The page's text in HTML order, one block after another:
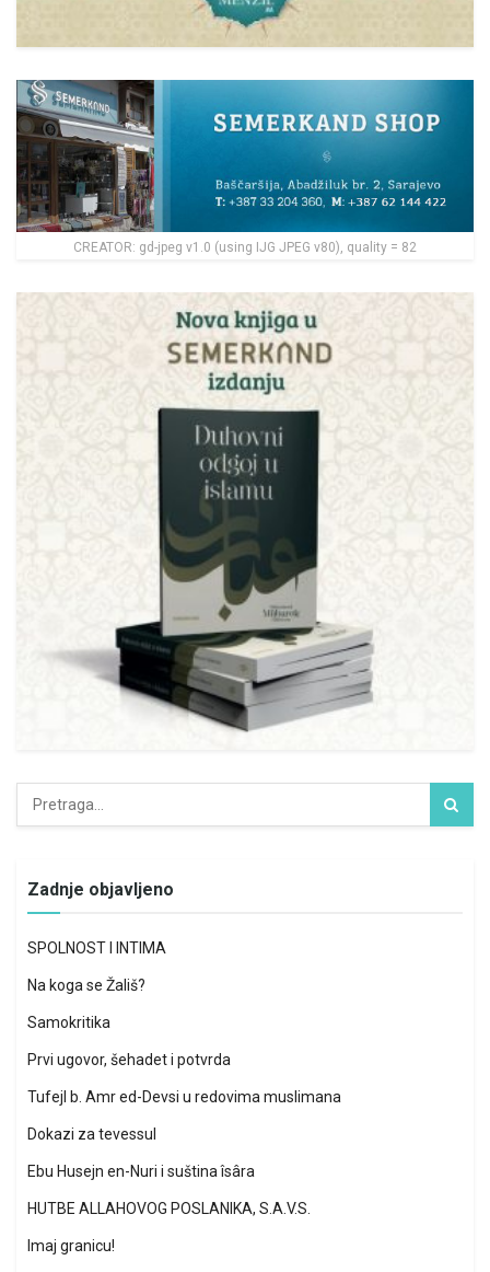
CREATOR: gd-jpeg v1.0 (using IJG JPEG v80), quality = 82
Zadnje objavljeno
SPOLNOST I INTIMA
Na koga se Žališ?
Samokritika
Prvi ugovor, šehadet i potvrda
Tufejl b. Amr ed-Devsi u redovima muslimana
Dokazi za tevessul
Ebu Husejn en-Nuri i suština îsâra
HUTBE ALLAHOVOG POSLANIKA, S.A.V.S.
Imaj granicu!